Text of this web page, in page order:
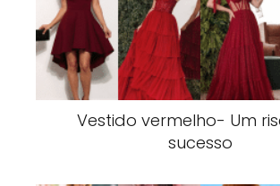
Vestido vermelho- Um
sucesso